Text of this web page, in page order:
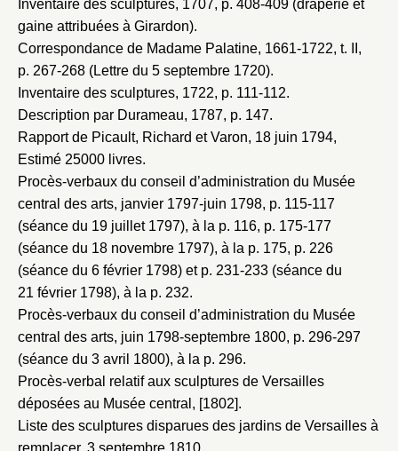
Inventaire des sculptures, 1707, p. 408-409 (draperie et
gaine attribuées à Girardon).
Correspondance de Madame Palatine, 1661-1722, t. II,
p. 267-268 (Lettre du 5 septembre 1720).
Inventaire des sculptures, 1722, p. 111-112.
Description par Durameau, 1787, p. 147.
Rapport de Picault, Richard et Varon, 18 juin 1794,
Estimé 25000 livres.
Procès-verbaux du conseil d’administration du Musée
central des arts, janvier 1797-juin 1798, p. 115-117
(séance du 19 juillet 1797), à la p. 116, p. 175-177
(séance du 18 novembre 1797), à la p. 175, p. 226
(séance du 6 février 1798) et p. 231-233 (séance du
21 février 1798), à la p. 232.
Procès-verbaux du conseil d’administration du Musée
central des arts, juin 1798-septembre 1800, p. 296-297
(séance du 3 avril 1800), à la p. 296.
Procès-verbal relatif aux sculptures de Versailles
déposées au Musée central, [1802].
Liste des sculptures disparues des jardins de Versailles à